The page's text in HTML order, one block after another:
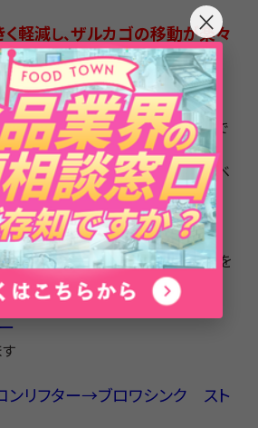
軽減し、ザルカゴの移動が楽々
回せます。
動が自動 コンパクト設計
すと、自動で昇降→出口横移動まで
ことにより、設置がしやすい。コンベ
れます。
、清掃も簡単。衛生的です。 傾斜を
ロの呼称はほどありません！
ンリフター→ブロワシンク スト
×